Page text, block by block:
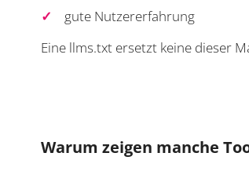
gute Nutzererfahrung
Eine llms.txt ersetzt keine dieser
Warum zeigen manche